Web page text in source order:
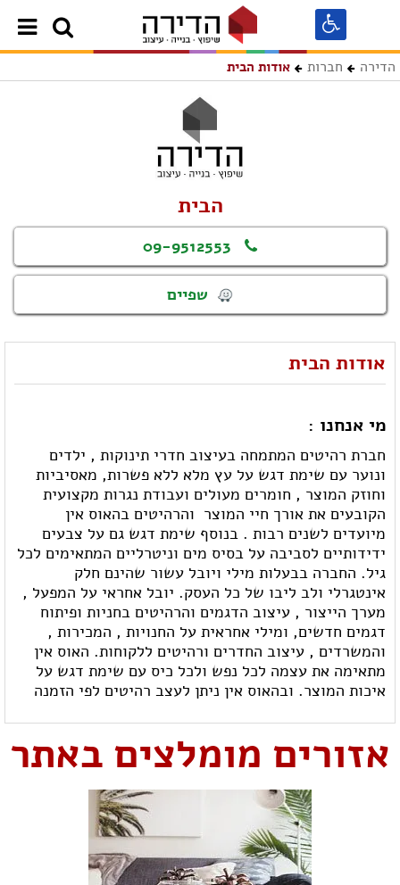
הדירה חברות אודות הבית
הבית
09-9512553
שפיים
אודות הבית
מי אנחנו :
חברת רהיטים המתמחה בעיצוב חדרי תינוקות , ילדים
ונוער עם שימת דגש על עץ מלא ללא פשרות, מאסיביות
וחוזק המוצר , חומרים מעולים ועבודת נגרות מקצועית
הקובעים את אורך חיי המוצר  והרהיטים בהאוס אין
מיועדים לשנים רבות . בנוסף שימת דגש גם על צבעים
ידידותיים לסביבה על בסיס מים וניטרליים המתאימים לכל
גיל. החברה בבעלות מילי ויובל עשור שהינם חלק
אינטגרלי ולב ליבו של כל העסק. יובל אחראי על המפעל ,
מערך הייצור , עיצוב הדגמים והרהיטים בחניות ופיתוח
דגמים חדשים, ומילי אחראית על החנויות , המכירות ,
והמשרדים , עיצוב החדרים ורהיטים ללקוחות. האוס אין
מתאימה את עצמה לכל נפש ולכל כיס עם שימת דגש על
איכות המוצר. ובהאוס אין ניתן לעצב רהיטים לפי הזמנה
אזורים מומלצים באתר